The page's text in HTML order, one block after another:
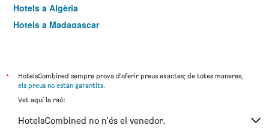
Hotels a Algèria
Hotels a Madagascar
Hotels a Zimbàbue
Hotels a Gàmbia
Hotels a Angola
*
HotelsCombined sempre prova d'oferir preus exactes; de totes maneres,
els preus no estan garantits.
Vet aquí la raó:
HotelsCombined no n'és el venedor.